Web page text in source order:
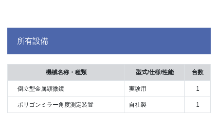
所有設備
機械名称・種類 型式/仕様/性能 台数
倒立型金属顕微鏡 実験用 1
ポリゴンミラー角度測定装置 自社製 1